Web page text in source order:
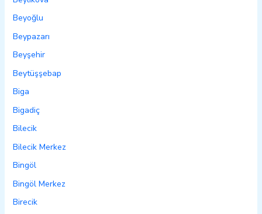
Beyoğlu
Beypazarı
Beyşehir
Beytüşşebap
Biga
Bigadiç
Bilecik
Bilecik Merkez
Bingöl
Bingöl Merkez
Birecik